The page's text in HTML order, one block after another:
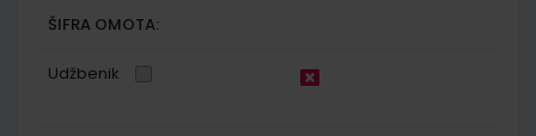
ŠIFRA OMOTA:
Udžbenik